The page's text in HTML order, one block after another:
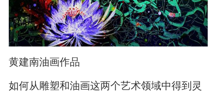
黄建南油画作品
如何从雕塑和油画这两个艺术领域中得到灵